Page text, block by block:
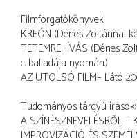
Filmforgatókönyvek:
KREÓN (Dénes Zoltánnal
TETEMREHÍVÁS (Dénes
c. balladája nyomán.)
AZ UTOLSÓ FILM– Látó
Tudományos tárgyú írások:
A SZÍNÉSZNEVELÉSRŐL